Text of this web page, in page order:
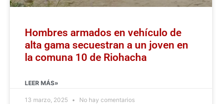
Hombres armados en vehículo de
alta gama secuestran a un joven en
la comuna 10 de Riohacha
LEER MÁS»
13 marzo, 2025 No hay comentarios